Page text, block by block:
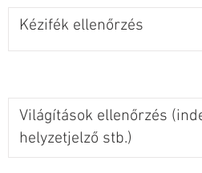
Kézifék ellenőrzés
Világítások ellenőrzés
helyzetjelző stb.)